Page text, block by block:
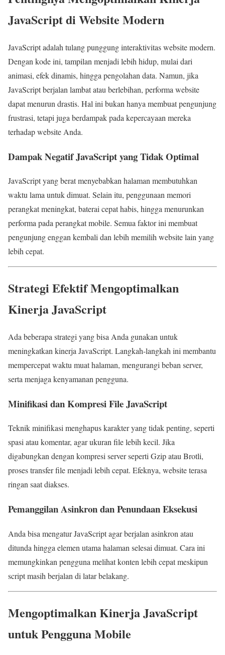
JavaScript di Website Modern
JavaScript adalah tulang punggung interaktivitas website modern.
Dengan kode ini, tampilan menjadi lebih hidup, mulai dari
animasi, efek dinamis, hingga pengolahan data. Namun, jika
JavaScript berjalan lambat atau berlebihan, performa website
dapat menurun drastis. Hal ini bukan hanya membuat pengunjung
frustrasi, tetapi juga berdampak pada kepercayaan mereka
terhadap website Anda.
Dampak Negatif JavaScript yang Tidak Optimal
JavaScript yang berat menyebabkan halaman membutuhkan
waktu lama untuk dimuat. Selain itu, penggunaan memori
perangkat meningkat, baterai cepat habis, hingga menurunkan
performa pada perangkat mobile. Semua faktor ini membuat
pengunjung enggan kembali dan lebih memilih website lain yang
lebih cepat.
Strategi Efektif Mengoptimalkan
Kinerja JavaScript
Ada beberapa strategi yang bisa Anda gunakan untuk
meningkatkan kinerja JavaScript. Langkah-langkah ini membantu
mempercepat waktu muat halaman, mengurangi beban server,
serta menjaga kenyamanan pengguna.
Minifikasi dan Kompresi File JavaScript
Teknik minifikasi menghapus karakter yang tidak penting, seperti
spasi atau komentar, agar ukuran file lebih kecil. Jika
digabungkan dengan kompresi server seperti Gzip atau Brotli,
proses transfer file menjadi lebih cepat. Efeknya, website terasa
ringan saat diakses.
Pemanggilan Asinkron dan Penundaan Eksekusi
Anda bisa mengatur JavaScript agar berjalan asinkron atau
ditunda hingga elemen utama halaman selesai dimuat. Cara ini
memungkinkan pengguna melihat konten lebih cepat meskipun
script masih berjalan di latar belakang.
Mengoptimalkan Kinerja JavaScript
untuk Pengguna Mobile